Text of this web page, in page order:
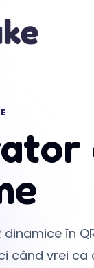
dinamice în
când vrei